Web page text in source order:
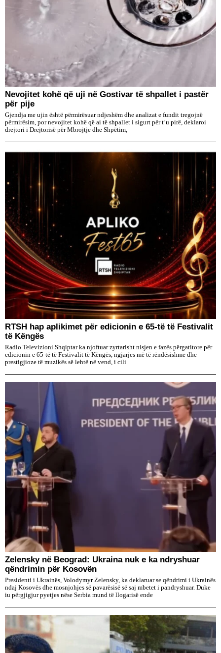
Nevojitet kohë që uji në Gostivar të shpallet i pastër
për pije
Gjendja me ujin është përmirësuar ndjeshëm dhe analizat e fundit tregojnë
përmirësim, por nevojitet kohë që ai të shpallet i sigurt për t’u pirë, deklaroi
drejtori i Drejtorisë për Mbrojtje dhe Shpëtim,
RTSH hap aplikimet për edicionin e 65-të të Festivalit
të Këngës
Radio Televizioni Shqiptar ka njoftuar zyrtarisht nisjen e fazës përgatitore për
edicionin e 65-të të Festivalit të Këngës, ngjarjes më të rëndësishme dhe
prestigjioze të muzikës së lehtë në vend, i cili
Zelensky në Beograd: Ukraina nuk e ka ndryshuar
qëndrimin për Kosovën
Presidenti i Ukrainës, Volodymyr Zelensky, ka deklaruar se qëndrimi i Ukrainës
ndaj Kosovës dhe mosnjohjes së pavarësisë së saj mbetet i pandryshuar. Duke
iu përgjigjur pyetjes nëse Serbia mund të llogarisë ende